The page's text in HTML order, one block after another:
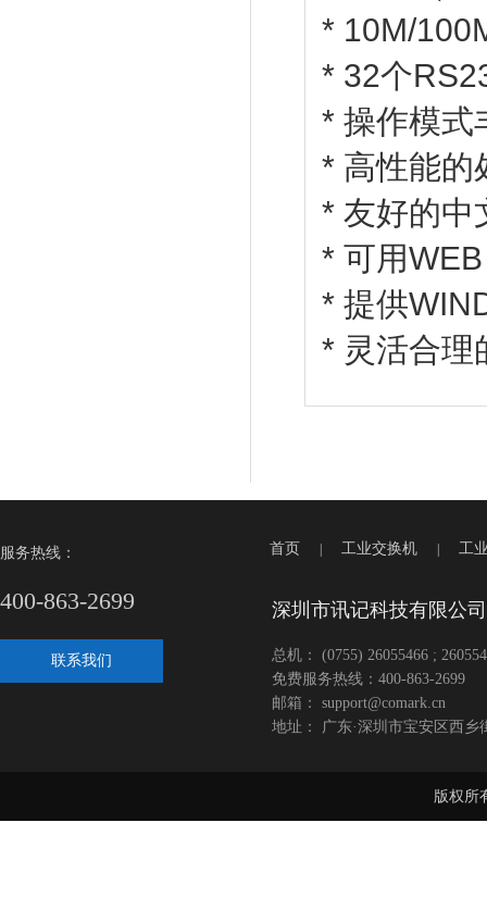
* 10M/
* 32个
* 操作模式
* 高性能的
* 友好的中
* 可用
* 提供
* 灵活合理
服务热线：
400-863-2699
联系我们
首页 工业交换机 工
深圳市讯记科技有限公司
总机： (0755) 26055466 ;
免费服务热线：400-863-2699
邮箱： support@comark.cn
地址： 广东·深圳市宝安区西
版权所